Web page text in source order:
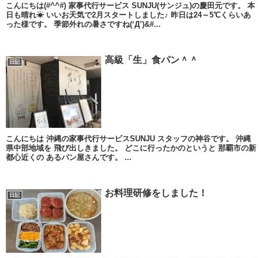
こんにちは(#^^#) 家事代行サービス SUNJU(サンジュ)の慶田元です。 本
日も晴れ☀ いいお天気で2月スタートしました♪ 昨日は24～5℃くらいあ
った様です。 季節外れの暑さですね(‘Д’)&#...
日記 高級「生」食パン＾＾
こんにちは 沖縄の家事代行サービスSUNJU スタッフの神谷です。 沖縄
県中部地域を 飛び出しきました。 どこに行ったかのというと 那覇市の新
都心近くの あるパン屋さんです。 ...
日記 お料理研修をしました！